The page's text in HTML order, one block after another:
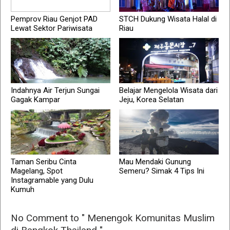
Pemprov Riau Genjot PAD
Lewat Sektor Pariwisata
STCH Dukung Wisata Halal di
Riau
Indahnya Air Terjun Sungai
Gagak Kampar
Belajar Mengelola Wisata dari
Jeju, Korea Selatan
Taman Seribu Cinta
Magelang, Spot
Instagramable yang Dulu
Kumuh
Mau Mendaki Gunung
Semeru? Simak 4 Tips Ini
No Comment to " Menengok Komunitas Muslim